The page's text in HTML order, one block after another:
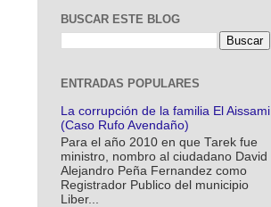
BUSCAR ESTE BLOG
ENTRADAS POPULARES
La corrupción de la familia El Aissami
(Caso Rufo Avendaño)
Para el año 2010 en que Tarek fue
ministro, nombro al ciudadano David
Alejandro Peña Fernandez como
Registrador Publico del municipio
Liber...